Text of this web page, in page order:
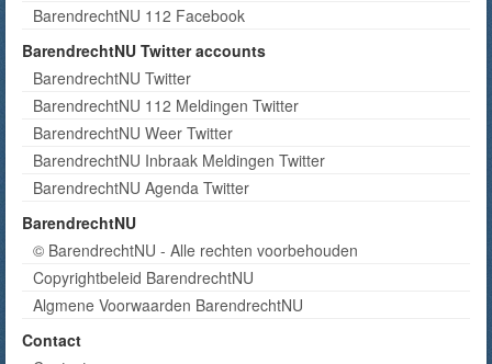
BarendrechtNU 112 Facebook
BarendrechtNU Twitter accounts
BarendrechtNU Twitter
BarendrechtNU 112 Meldingen Twitter
BarendrechtNU Weer Twitter
BarendrechtNU Inbraak Meldingen Twitter
BarendrechtNU Agenda Twitter
BarendrechtNU
© BarendrechtNU - Alle rechten voorbehouden
Copyrightbeleid BarendrechtNU
Algmene Voorwaarden BarendrechtNU
Contact